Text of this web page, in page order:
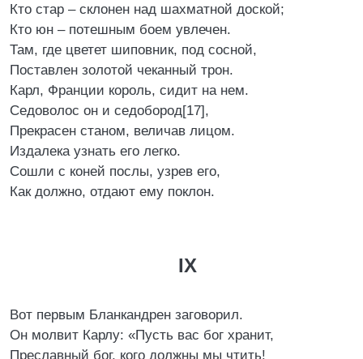
Кто стар – склонен над шахматной доской;
Кто юн – потешным боем увлечен.
Там, где цветет шиповник, под сосной,
Поставлен золотой чеканный трон.
Карл, Франции король, сидит на нем.
Седоволос он и седобород[17],
Прекрасен станом, величав лицом.
Издалека узнать его легко.
Сошли с коней послы, узрев его,
Как должно, отдают ему поклон.
IX
Вот первым Бланкандрен заговорил.
Он молвит Карлу: «Пусть вас бог хранит,
Преславный бог, кого должны мы чтить!